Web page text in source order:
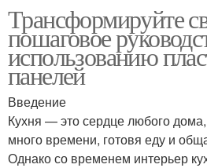
Трансформируйте
пошаговое
использованию
панелей
Введение
Кухня — это сердце любого
много времени, готовя еду и
Однако со временем интерьер